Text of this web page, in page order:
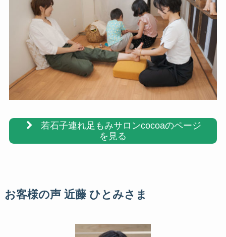
若石子連れ足もみサロンcocoaのページ
を見る
お客様の声 近藤 ひとみさま